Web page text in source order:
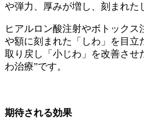
や弾力、厚みが増し、刻まれた
ヒアルロン酸注射やボトック
や額に刻まれた「しわ」を目立
取り戻し「小じわ」を改善させ
わ治療”です。
期待される効果